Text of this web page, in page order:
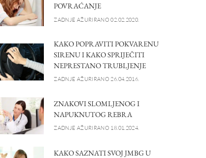
POVRAĆANJE
ZADNJE AŽURIRANO 02.02.2020.
KAKO POPRAVITI POKVARENU
SIRENU I KAKO SPRIJEČITI
NEPRESTANO TRUBLJENJE
ZADNJE AŽURIRANO 26.04.2016.
ZNAKOVI SLOMLJENOG I
NAPUKNUTOG REBRA
ZADNJE AŽURIRANO 18.01.2024.
KAKO SAZNATI SVOJ JMBG U